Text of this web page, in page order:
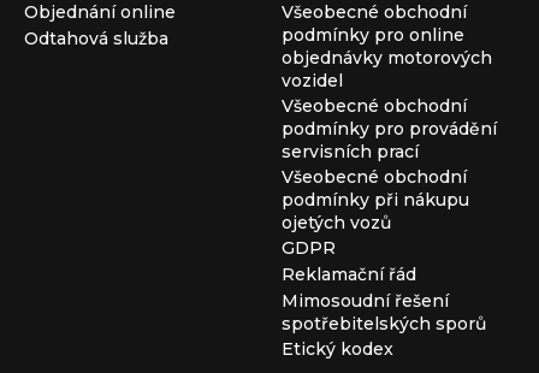
Objednání online
Odtahová služba
Všeobecné obchodní
podmínky pro online
objednávky motorových
vozidel
Všeobecné obchodní
podmínky pro provádění
servisních prací
Všeobecné obchodní
podmínky při nákupu
ojetých vozů
GDPR
Reklamační řád
Mimosoudní řešení
spotřebitelských sporů
Etický kodex